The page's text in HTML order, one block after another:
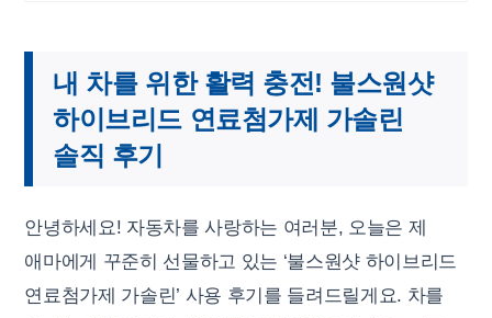
내 차를 위한 활력 충전! 불스원샷
하이브리드 연료첨가제 가솔린
솔직 후기
안녕하세요! 자동차를 사랑하는 여러분, 오늘은 제
애마에게 꾸준히 선물하고 있는 ‘불스원샷 하이브리드
연료첨가제 가솔린’ 사용 후기를 들려드릴게요. 차를